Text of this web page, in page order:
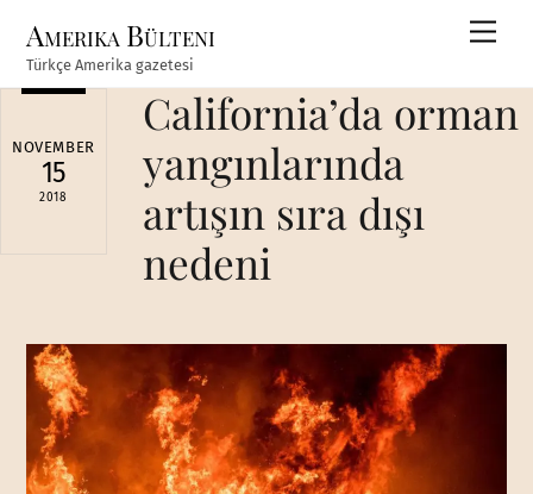
content
Amerika Bülteni
Türkçe Amerika gazetesi
NOVEMBER
15
2018
California’da orman
yangınlarında
artışın sıra dışı
nedeni